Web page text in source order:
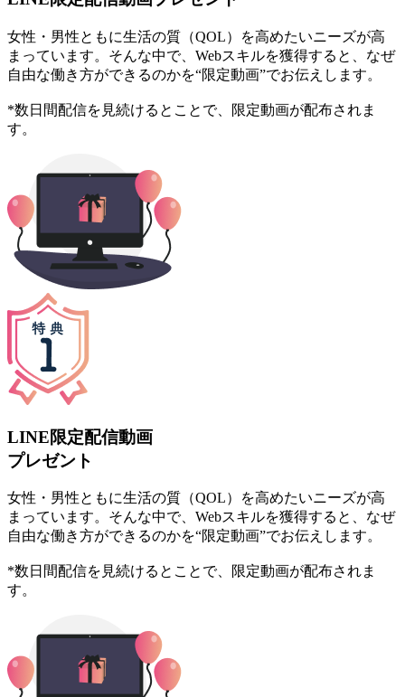
女性・男性ともに生活の質（QOL）を高めたいニーズが高
まっています。そんな中で、Webスキルを獲得すると、なぜ
自由な働き方ができるのかを“限定動画”でお伝えします。
*数日間配信を見続けるとことで、限定動画が配布されま
す。
LINE限定配信動画
プレゼント
女性・男性ともに生活の質（QOL）を高めたいニーズが高
まっています。そんな中で、Webスキルを獲得すると、なぜ
自由な働き方ができるのかを“限定動画”でお伝えします。
*数日間配信を見続けるとことで、限定動画が配布されま
す。